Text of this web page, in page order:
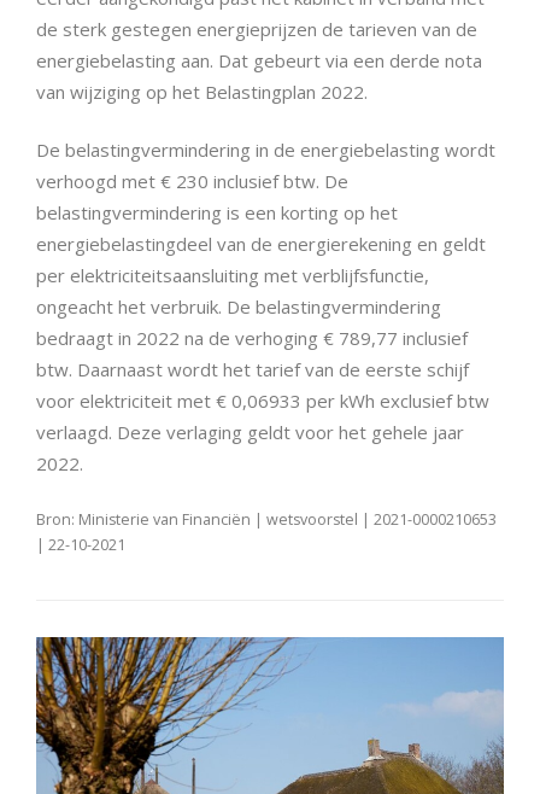
de sterk gestegen energieprijzen de tarieven van de
energiebelasting aan. Dat gebeurt via een derde nota
van wijziging op het Belastingplan 2022.
De belastingvermindering in de energiebelasting wordt
verhoogd met € 230 inclusief btw. De
belastingvermindering is een korting op het
energiebelastingdeel van de energierekening en geldt
per elektriciteitsaansluiting met verblijfsfunctie,
ongeacht het verbruik. De belastingvermindering
bedraagt in 2022 na de verhoging € 789,77 inclusief
btw. Daarnaast wordt het tarief van de eerste schijf
voor elektriciteit met € 0,06933 per kWh exclusief btw
verlaagd. Deze verlaging geldt voor het gehele jaar
2022.
Bron: Ministerie van Financiën | wetsvoorstel | 2021-0000210653
| 22-10-2021